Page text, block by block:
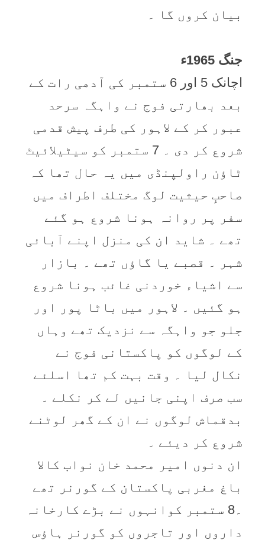
بیان کروں گا ۔
جنگ 1965ء
اچانک 5 اور 6 ستمبر کی آدھی رات کے
بعد بھارتی فوج نے واہگہ سرحد
عبور کر کے لاہور کی طرف پیش قدمی
شروع کر دی ۔ 7 ستمبر کو سیٹیلائیٹ
ٹاؤن راولپنڈی میں یہ حال تھا کہ
صاحبِ حیثیت لوگ مختلف اطراف میں
سفر پر روانہ ہونا شروع ہو گئے
تھے ۔ شاید ان کی منزل اپنے آبائی
شہر ۔ قصبے یا گاؤں تھے ۔ بازار
سے اشیاء خوردنی غائب ہونا شروع
ہو گئیں ۔ لاہور میں باٹا پور اور
جلو جو واہگہ سے نزدیک تھے وہاں
کے لوگوں کو پاکستانی فوج نے
نکال لیا ۔ وقت بہت کم تھا اسلئے
سب صرف اپنی جانیں لے کر نکلے ۔
بدقماش لوگوں نے ان کے گھر لوٹنے
شروع کر دیئے ۔
ان دنوں امیر محمد خان نواب کالا
باغ مغربی پاکستان کے گورنر تھے
۔8 ستمبر کوانہوں نے بڑے کارخانہ
داروں اور تاجروں کو گورنر ہاؤس